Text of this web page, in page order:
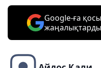
Google-ға